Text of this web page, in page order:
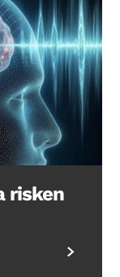
risken